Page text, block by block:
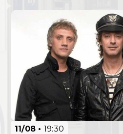
11/08 19:30